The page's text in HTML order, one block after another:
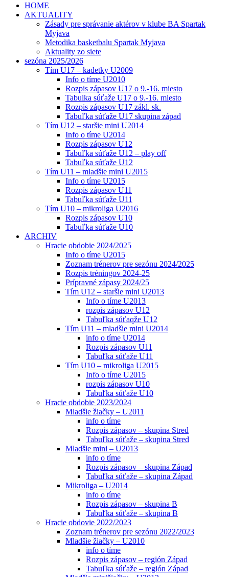
HOME
AKTUALITY
Zásady pre správanie aktérov v klube BA Spartak
Myjava
Metodika basketbalu Spartak Myjava
Aktuality zo siete
sezóna 2025/2026
Tím U17 – kadetky U2009
Info o tíme U2010
Rozpis zápasov U17 o 9.-16. miesto
Tabulka súťaže U17 o 9.-16. miesto
Rozpis zápasov U17 zákl. sk.
Tabuľka súťaže U17 skupina západ
Tím U12 – staršie mini U2014
Info o tíme U2014
Rozpis zápasov U12
Tabuľka súťaže U12 – play off
Tabuľka súťaže U12
Tím U11 – mladšie mini U2015
Info o tíme U2015
Rozpis zápasov U11
Tabuľka súťaže U11
Tím U10 – mikroliga U2016
Rozpis zápasov U10
Tabuľka súťaže U10
ARCHIV
Hracie obdobie 2024/2025
Info o tíme U2015
Zoznam trénerov pre sezónu 2024/2025
Rozpis tréningov 2024-25
Prípravné zápasy 2024/25
Tím U12 – staršie mini U2013
Info o tíme U2013
rozpis zápasov U12
Tabuľka súťaqže U12
Tím U11 – mladšie mini U2014
info o tíme U2014
Rozpis zápasov U11
Tabuľka súťaže U11
Tím U10 – mikroliga U2015
Info o tíme U2015
rozpis zápasov U10
Tabuľka súťaže U10
Hracie obdobie 2023/2024
Mladšie žiačky – U2011
info o tíme
Rozpis zápasov – skupina Stred
Tabuľka súťaže – skupina Stred
Mladšie mini – U2013
info o tíme
Rozpis zápasov – skupina Západ
Tabuľka súťaže – skupina Západ
Mikroliga – U2014
info o tíme
Rozpis zápasov – skupina B
Tabuľka súťaže – skupina B
Hracie obdovie 2022/2023
Zoznam trénerov pre sezónu 2022/2023
Mladšie žiačky – U2010
info o tíme
Rozpis zápasov – región Západ
Tabuľka súťaže – región Západ